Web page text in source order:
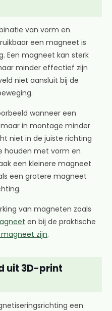
van vorm en
een magneet is
Een magneet kan sterk
minder effectief zijn
niet aansluit bij de
wanneer een
in montage minder
niet in de juiste richting
houden met vorm en
een kleinere magneet
een grotere magneet
van magneten zoals
en bij de praktische
zijn.
uit 3D-print
een